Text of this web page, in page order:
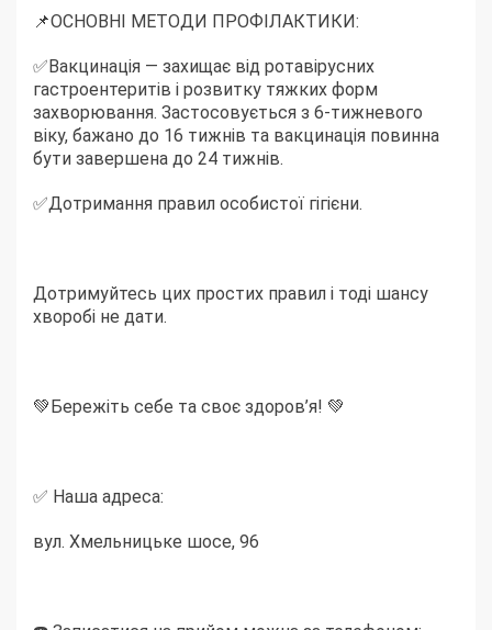
📌ОСНОВНІ МЕТОДИ ПРОФІЛАКТИКИ:
✅Вакцинація — захищає від ротавірусних
гастроентеритів і розвитку тяжких форм
захворювання. Застосовується з 6-тижневого
віку, бажано до 16 тижнів та вакцинація повинна
бути завершена до 24 тижнів.
✅Дотримання правил особистої гігієни.
Дотримуйтесь цих простих правил і тоді шансу
хворобі не дати.
💚Бережіть себе та своє здоров’я! 💚
✅ Наша адреса:
вул. Хмельницьке шосе, 96